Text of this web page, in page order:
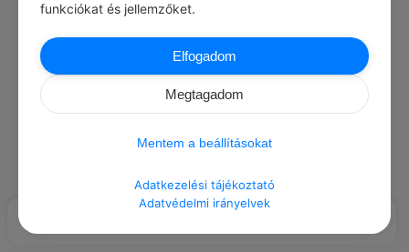
funkciókat és jellemzőket.
Elfogadom
Megtagadom
Mentem a beállításokat
Adatkezelési tájékoztató
Adatvédelmi irányelvek